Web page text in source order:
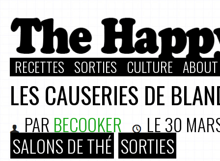
RECETTES SORTIES CULTURE
LES CAUSERIES DE
PAR BECOOKER LE30
SALONS DE THÉ SORTIES